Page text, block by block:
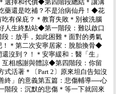
選擇和代價◆第四階段總結＊讓溝
藥還是吃補？不是治病仙丹！◆花
有保庇？＊教育失敗＊別被洗腦
人生終點站◆第一階段：難以啟口
：放手，如此困難＊面對的勇氣
！＊第二次安寧居家：脫胎換骨◆
沒到？！＊安寧緩和：醫「生」
相感謝與體諒◆第四階段：你留
式活著＊〔Part 2〕原來坦白告知沒
終」的意義第五篇：悲傷輔導──心
段：沉默的悲傷＊等一下就回來